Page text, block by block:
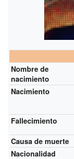
Nombre de
nacimiento
Nacimiento
Fallecimiento
Causa de muerte
Nacionalidad